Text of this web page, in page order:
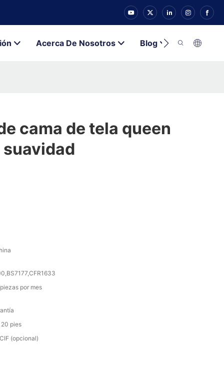
Acerca De Nosotros Blog Contacto
cama de tela queen
por mes
pies
(opcional)